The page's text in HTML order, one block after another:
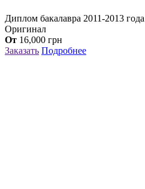
Диплом бакалавра 2011-2013 года
Оригинал
От 16,000 грн
Заказать Подробнее